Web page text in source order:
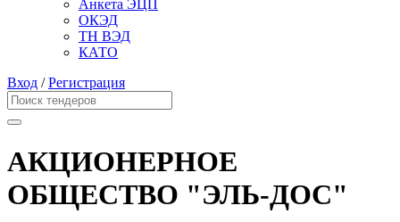
Анкета ЭЦП
ОКЭД
ТН ВЭД
КАТО
Вход /Регистрация
АКЦИОНЕРНОЕ
ОБЩЕСТВО "ЭЛЬ-ДОС"